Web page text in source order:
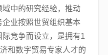
中的研究经验，推动
业按照世贸组织基本
竞争而设立，是拥有1
和数字贸易专家人才的